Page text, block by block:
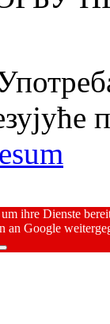
ihre Dienste
an Google